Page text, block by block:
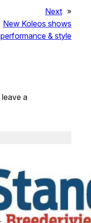
Next »
New Koleos shows
performance & style
a